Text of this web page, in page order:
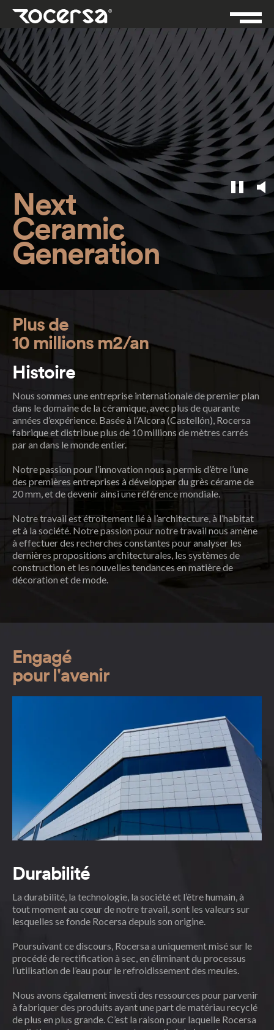
Next
Ceramic
Generation
Histoire
Nous sommes une entreprise internationale de premier plan
dans le domaine de la céramique, avec plus de quarante
années d’expérience. Basée à l’Alcora (Castellón), Rocersa
fabrique et distribue plus de 10 millions de mètres carrés
par an dans le monde entier.
Notre passion pour l’innovation nous a permis d’être l’une
des premières entreprises à développer du grès cérame de
20 mm, et de devenir ainsi une référence mondiale.
Notre travail est étroitement lié à l’architecture, à l’habitat
et à la société. Notre passion pour notre travail nous amène
à effectuer des recherches constantes pour analyser les
dernières propositions architecturales, les systèmes de
construction et les nouvelles tendances en matière de
décoration et de mode.
Plus de
10 millions m2/an
Durabilité
La durabilité, la technologie, la société et l’être humain, à
tout moment au cœur de notre travail, sont les valeurs sur
lesquelles se fonde Rocersa depuis son origine.
Poursuivant ce discours, Rocersa a uniquement misé sur le
procédé de rectification à sec, en éliminant du processus
l’utilisation de l’eau pour le refroidissement des meules.
Nous avons également investi des ressources pour parvenir
à fabriquer des produits ayant une part de matériau recyclé
de plus en plus grande. C’est la raison pour laquelle Rocersa
Engagé
pour l'avenir